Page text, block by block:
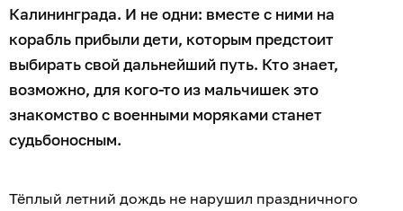
Калининграда. И не одни: вместе с ними на
корабль прибыли дети, которым предстоит
выбирать свой дальнейший путь. Кто знает,
возможно, для кого-то из мальчишек это
знакомство с военными моряками станет
судьбоносным.
Тёплый летний дождь не нарушил праздничного